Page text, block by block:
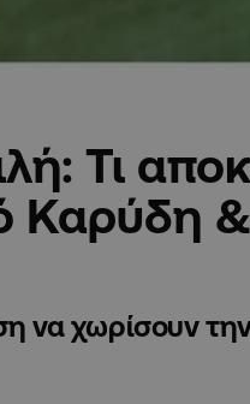
Τι
Καρύδη
να χωρίσουν